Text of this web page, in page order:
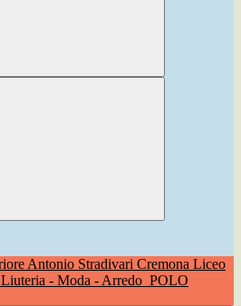
Liceo
Liuteria - Moda - Arredo POLO